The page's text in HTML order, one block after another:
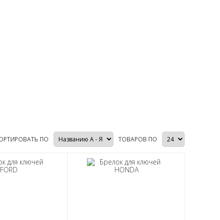
ПО ТОВАРОВ ПО